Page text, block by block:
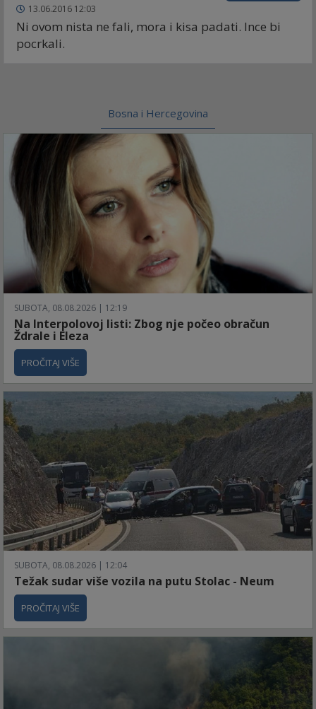
13.06.2016 12:03
Ni ovom nista ne fali, mora i kisa padati. Ince bi
pocrkali.
Bosna i Hercegovina
SUBOTA, 08.08.2026 | 12:19
Na Interpolovoj listi: Zbog nje počeo obračun
Ždrale i Eleza
PROČITAJ VIŠE
SUBOTA, 08.08.2026 | 12:04
Težak sudar više vozila na putu Stolac - Neum
PROČITAJ VIŠE